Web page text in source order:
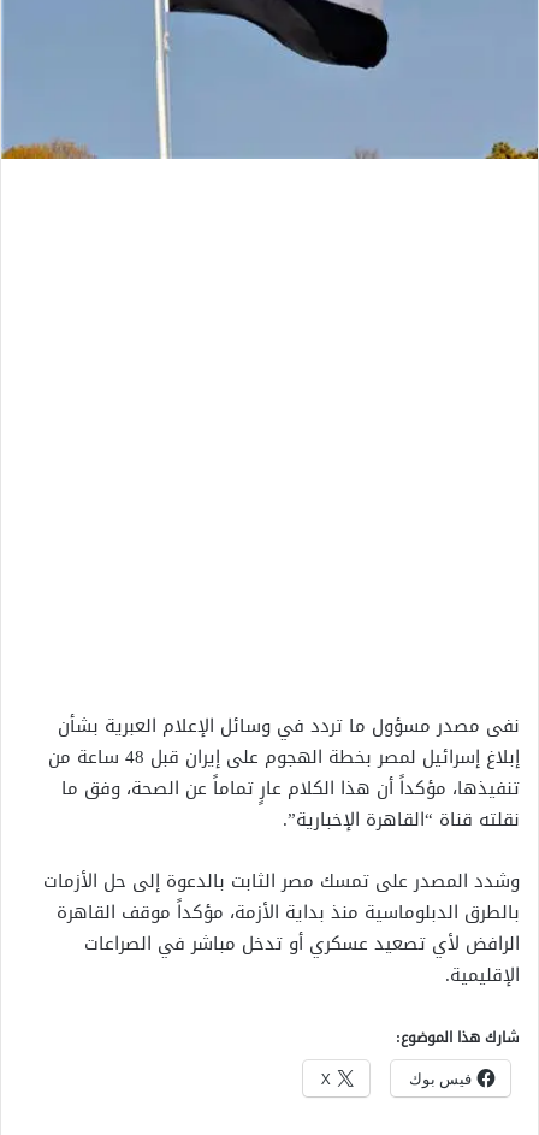
نفى مصدر مسؤول ما تردد في وسائل الإعلام العبرية بشأن
إبلاغ إسرائيل لمصر بخطة الهجوم على إيران قبل 48 ساعة من
تنفيذها، مؤكداً أن هذا الكلام عارٍ تماماً عن الصحة، وفق ما
نقلته قناة “القاهرة الإخبارية”.
وشدد المصدر على تمسك مصر الثابت بالدعوة إلى حل الأزمات
بالطرق الدبلوماسية منذ بداية الأزمة، مؤكداً موقف القاهرة
الرافض لأي تصعيد عسكري أو تدخل مباشر في الصراعات
الإقليمية.
شارك هذا الموضوع:
فيس بوك X